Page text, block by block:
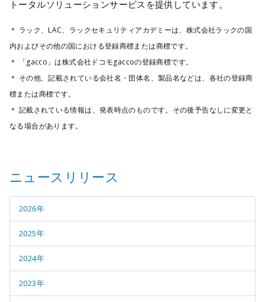
トータルソリューションサービスを提供しています。
＊ ラック、LAC、ラックセキュリティアカデミーは、株式会社ラックの国
内およびその他の国における登録商標または商標です。
＊ 「gacco」は株式会社ドコモgaccoの登録商標です。
＊ その他、記載されている会社名・団体名、製品名などは、各社の登録商
標または商標です。
＊ 記載されている情報は、発表時点のものです。その後予告なしに変更と
なる場合があります。
ニュースリリース
2026年
2025年
2024年
2023年